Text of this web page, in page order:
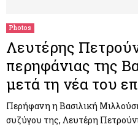
Photos
Λευτέρης
περηφάνιας της
μετά τη νέα του
Περήφανη η Βασιλική
συζύγου της, Λευτέρη